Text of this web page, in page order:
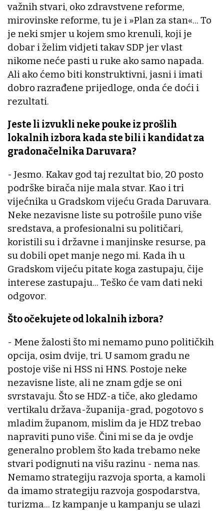
važnih stvari, oko zdravstvene reforme,
mirovinske reforme, tu je i »Plan za stan«... To
je neki smjer u kojem smo krenuli, koji je
dobar i želim vidjeti takav SDP jer vlast
nikome neće pasti u ruke ako samo napada.
Ali ako ćemo biti konstruktivni, jasni i imati
dobro razrađene prijedloge, onda će doći i
rezultati.
Jeste li izvukli neke pouke iz prošlih
lokalnih izbora kada ste bili i kandidat za
gradonačelnika Daruvara?
- Jesmo. Kakav god taj rezultat bio, 20 posto
podrške birača nije mala stvar. Kao i tri
vijećnika u Gradskom vijeću Grada Daruvara.
Neke nezavisne liste su potrošile puno više
sredstava, a profesionalni su političari,
koristili su i državne i manjinske resurse, pa
su dobili opet manje nego mi. Kada ih u
Gradskom vijeću pitate koga zastupaju, čije
interese zastupaju... Teško će vam dati neki
odgovor.
Što očekujete od lokalnih izbora?
- Mene žalosti što mi nemamo puno političkih
opcija, osim dvije, tri. U samom gradu ne
postoje više ni HSS ni HNS. Postoje neke
nezavisne liste, ali ne znam gdje se oni
svrstavaju. Što se HDZ-a tiče, ako gledamo
vertikalu država-županija-grad, pogotovo s
mladim županom, mislim da je HDZ trebao
napraviti puno više. Čini mi se da je ovdje
generalno problem što kada trebamo neke
stvari podignuti na višu razinu - nema nas.
Nemamo strategiju razvoja sporta, a kamoli
da imamo strategiju razvoja gospodarstva,
turizma... Iz kampanje u kampanju se ulazi